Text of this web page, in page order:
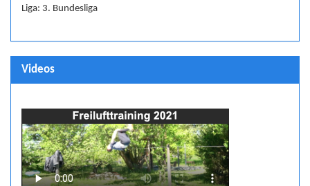
Liga: 3. Bundesliga
Videos